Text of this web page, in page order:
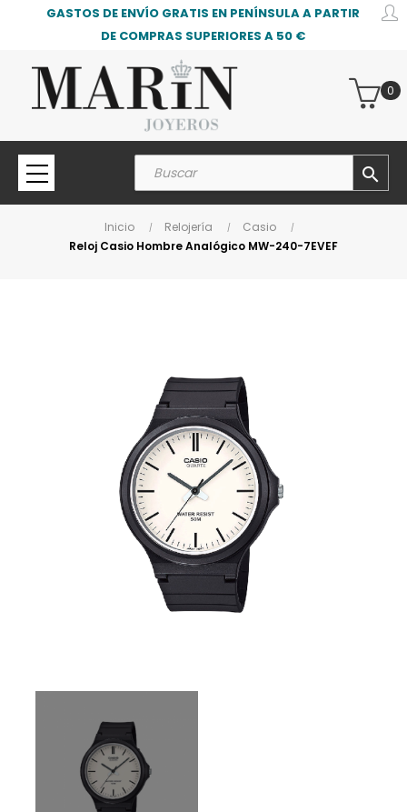
GASTOS DE ENVÍO GRATIS EN PENÍNSULA A PARTIR
DE COMPRAS SUPERIORES A 50 €
search
0
Inicio Relojería
Casio
Reloj Casio Hombre Analógico MW-240-7EVEF